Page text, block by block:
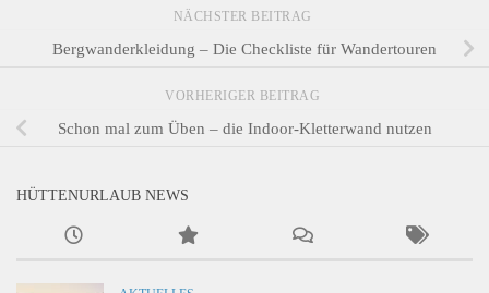
NÄCHSTER BEITRAG
Bergwanderkleidung – Die Checkliste für Wandertouren
VORHERIGER BEITRAG
Schon mal zum Üben – die Indoor-Kletterwand nutzen
HÜTTENURLAUB NEWS